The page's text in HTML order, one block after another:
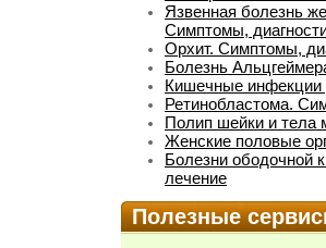
Язвенная болезнь
Симптомы,
Орхит. Симптомы,
Болезнь
Кишечные инфекции
Ретинобластома.
Полип шейки и тела
Женские половые
Болезни ободочной
лечение
Полезные